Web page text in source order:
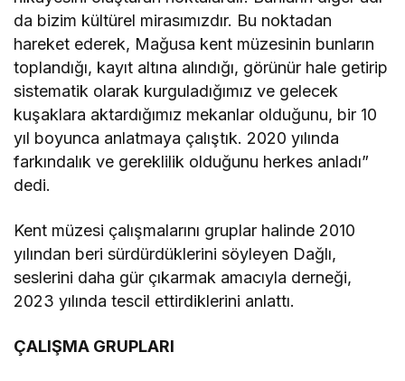
da bizim kültürel mirasımızdır. Bu noktadan
hareket ederek, Mağusa kent müzesinin bunların
toplandığı, kayıt altına alındığı, görünür hale getirip
sistematik olarak kurguladığımız ve gelecek
kuşaklara aktardığımız mekanlar olduğunu, bir 10
yıl boyunca anlatmaya çalıştık. 2020 yılında
farkındalık ve gereklilik olduğunu herkes anladı”
dedi.
Kent müzesi çalışmalarını gruplar halinde 2010
yılından beri sürdürdüklerini söyleyen Dağlı,
seslerini daha gür çıkarmak amacıyla derneği,
2023 yılında tescil ettirdiklerini anlattı.
ÇALIŞMA GRUPLARI